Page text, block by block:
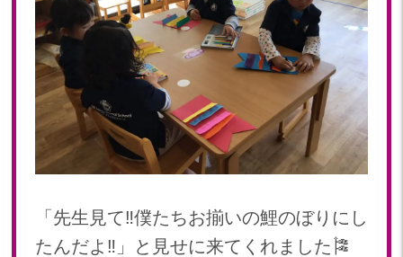
「先生見て‼︎僕たちお揃いの鯉のぼりにし
たんだよ‼︎」と見せに来てくれました🎏